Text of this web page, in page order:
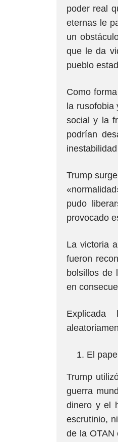
poder real
eternas le
un
que le da
pueblo
Como
la
social y la
podrían
Trump
pudo
provocado
La victoria
fueron
bolsillos de
en
Explicada
El
Trump
guerra
dinero y el
escrutinio,
de la OTAN